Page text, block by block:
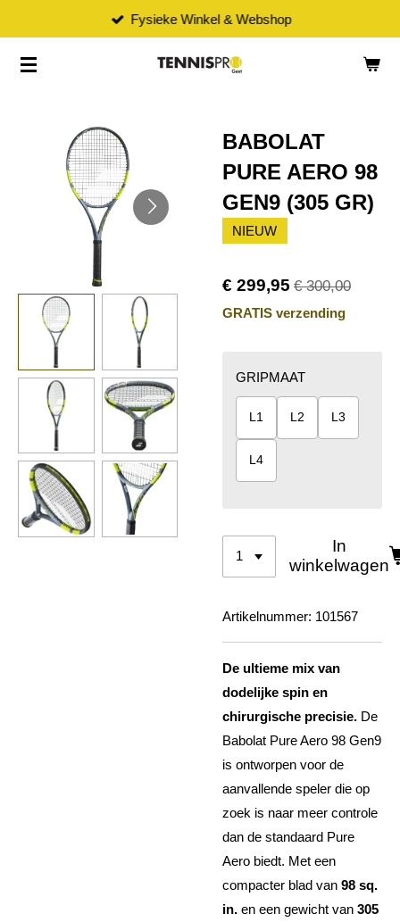
naar
Fysieke Winkel & Webshop
BABOLAT
PURE AERO 98
GEN9 (305 GR)
NIEUW
€ 299,95 € 300,00
GRATIS verzending
GRIPMAAT
L1 L2 L3
L4
In
winkelwagen
Artikelnummer: 101567
De ultieme mix van
dodelijke spin en
chirurgische precisie. De
Babolat Pure Aero 98 Gen9
is ontworpen voor de
aanvallende speler die op
zoek is naar meer controle
dan de standaard Pure
Aero biedt. Met een
compacter blad van 98 sq.
in. en een gewicht van 305